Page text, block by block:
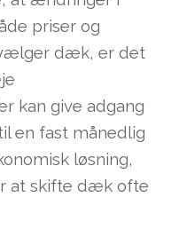
priser og
dæk, er det
kan give adgang
en fast månedlig
løsning,
at skifte dæk ofte